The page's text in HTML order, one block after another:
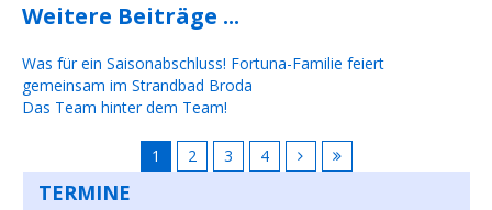
Weitere Beiträge ...
Was für ein Saisonabschluss! Fortuna-Familie feiert
gemeinsam im Strandbad Broda
Das Team hinter dem Team!
1 2 3 4
TERMINE